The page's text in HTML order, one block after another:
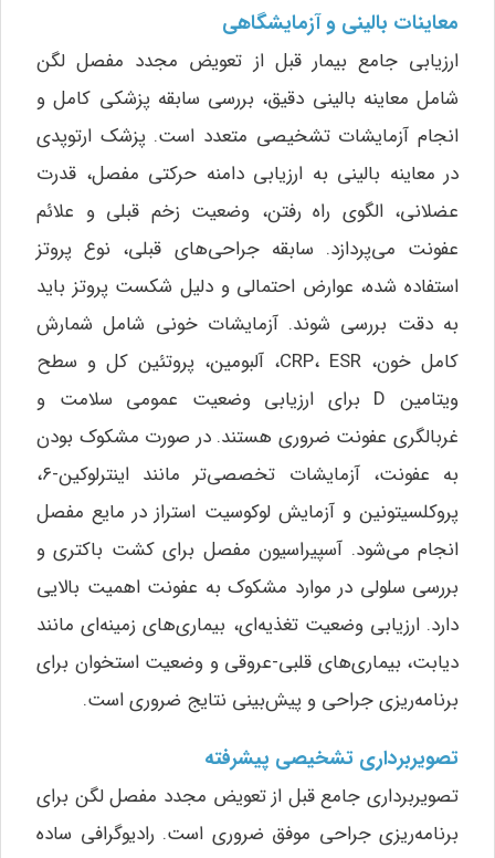
معاینات بالینی و آزمایشگاهی
ارزیابی جامع بیمار قبل از تعویض مجدد مفصل لگن
شامل معاینه بالینی دقیق، بررسی سابقه پزشکی کامل و
انجام آزمایشات تشخیصی متعدد است. پزشک ارتوپدی
در معاینه بالینی به ارزیابی دامنه حرکتی مفصل، قدرت
عضلانی، الگوی راه رفتن، وضعیت زخم قبلی و علائم
عفونت می‌پردازد. سابقه جراحی‌های قبلی، نوع پروتز
استفاده شده، عوارض احتمالی و دلیل شکست پروتز باید
به دقت بررسی شوند. آزمایشات خونی شامل شمارش
کامل خون، CRP، ESR، آلبومین، پروتئین کل و سطح
ویتامین D برای ارزیابی وضعیت عمومی سلامت و
غربالگری عفونت ضروری هستند. در صورت مشکوک بودن
به عفونت، آزمایشات تخصصی‌تر مانند اینترلوکین-۶،
پروکلسیتونین و آزمایش لوکوسیت استراز در مایع مفصل
انجام می‌شود. آسپیراسیون مفصل برای کشت باکتری و
بررسی سلولی در موارد مشکوک به عفونت اهمیت بالایی
دارد. ارزیابی وضعیت تغذیه‌ای، بیماری‌های زمینه‌ای مانند
دیابت، بیماری‌های قلبی-عروقی و وضعیت استخوان برای
برنامه‌ریزی جراحی و پیش‌بینی نتایج ضروری است.
تصویربرداری تشخیصی پیشرفته
تصویربرداری جامع قبل از تعویض مجدد مفصل لگن برای
برنامه‌ریزی جراحی موفق ضروری است. رادیوگرافی ساده